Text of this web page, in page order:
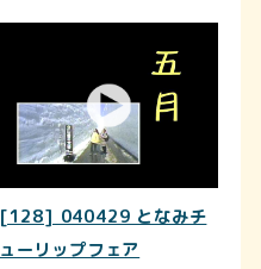
[128] 040429 となみチ
ューリップフェア